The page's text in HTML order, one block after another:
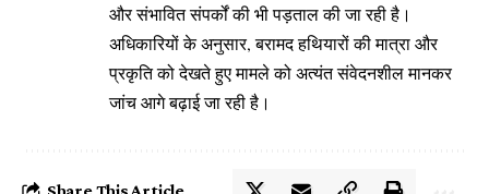
और संभावित संपर्कों की भी पड़ताल की जा रही है।
अधिकारियों के अनुसार, बरामद हथियारों की मात्रा और
प्रकृति को देखते हुए मामले को अत्यंत संवेदनशील मानकर
जांच आगे बढ़ाई जा रही है।
Share This Article